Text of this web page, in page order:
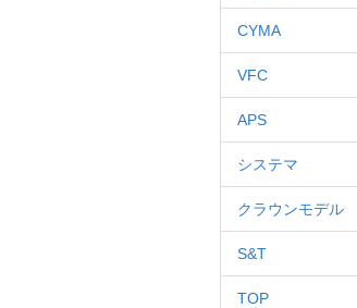
CYMA
VFC
APS
システマ
クラウンモデル
S&T
TOP